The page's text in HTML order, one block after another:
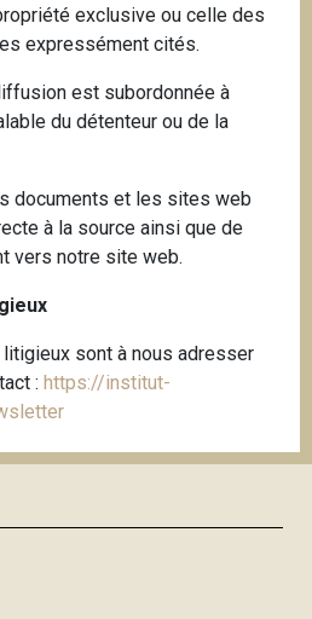
exclusive ou celle des
expressément cités.
est subordonnée à
du détenteur ou de la
documents et les sites web
à la source ainsi que de
vers notre site web.
sont à nous adresser
: https://institut-